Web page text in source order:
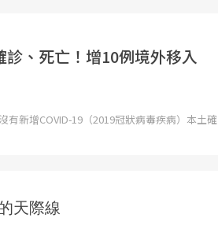
、死亡！增10例境外移入
新增COVID-19（2019冠狀病毒疾病）本土確